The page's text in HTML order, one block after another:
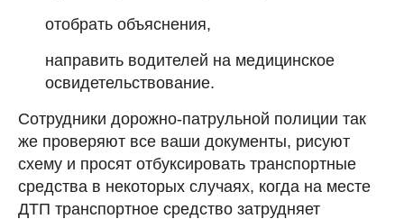
отобрать объяснения,
направить водителей на медицинское
освидетельствование.
Сотрудники дорожно-патрульной полиции так
же проверяют все ваши документы, рисуют
схему и просят отбуксировать транспортные
средства в некоторых случаях, когда на месте
ДТП транспортное средство затрудняет